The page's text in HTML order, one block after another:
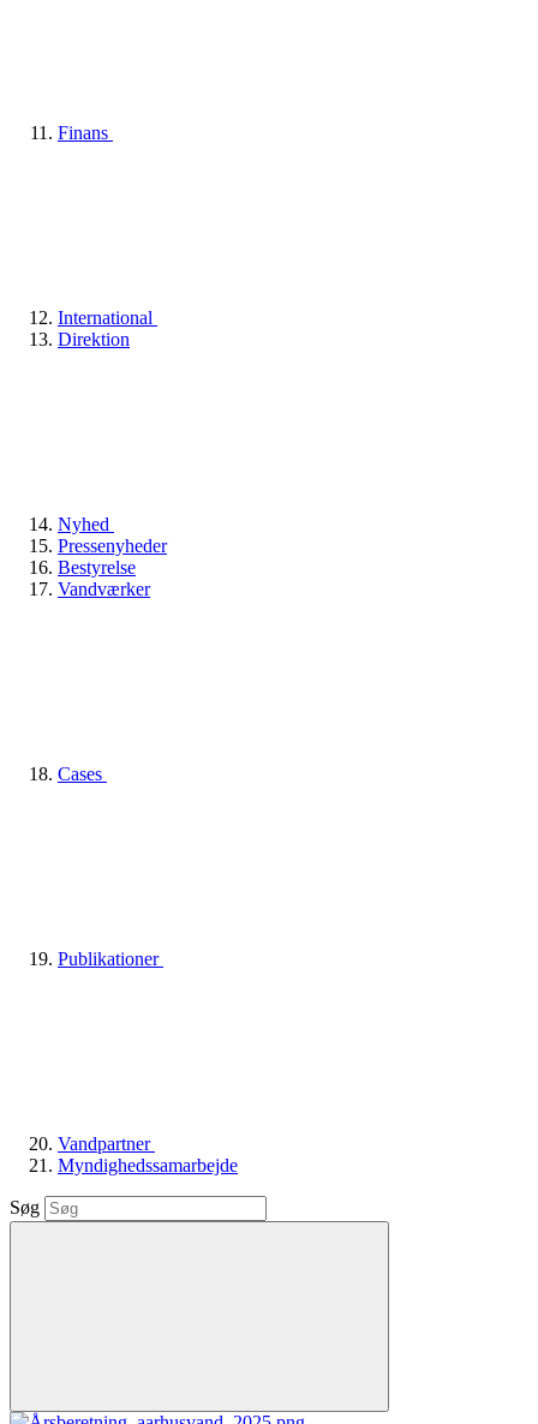
Finans
International
Direktion
Nyhed
Pressenyheder
Bestyrelse
Vandværker
Cases
Publikationer
Vandpartner
Myndighedssamarbejde
Søg